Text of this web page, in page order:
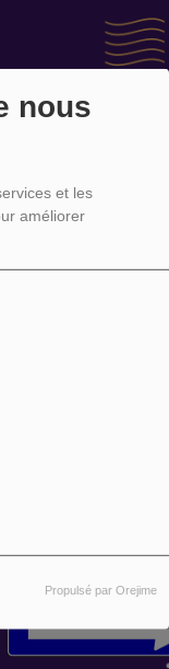
nous
et les
améliorer
Propulsé par Orejime